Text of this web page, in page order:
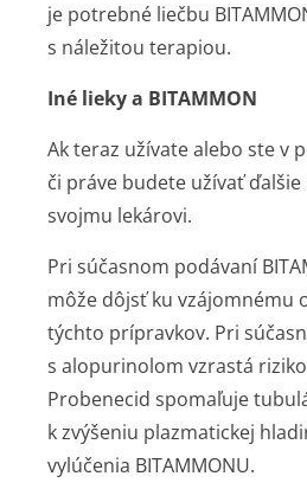
je potrebné liečbu
s náležitou terapiou.
Iné lieky a BITAMMON
Ak teraz užívate alebo ste v
či práve budete užívať
svojmu lekárovi.
Pri súčasnom podávaní
môže dôjsť ku vzájomnému
týchto prípravkov. Pri
s alopurinolom vzrastá
Probenecid spomaľuje
k zvýšeniu plazmatickej
vylúčenia BITAMMONU.